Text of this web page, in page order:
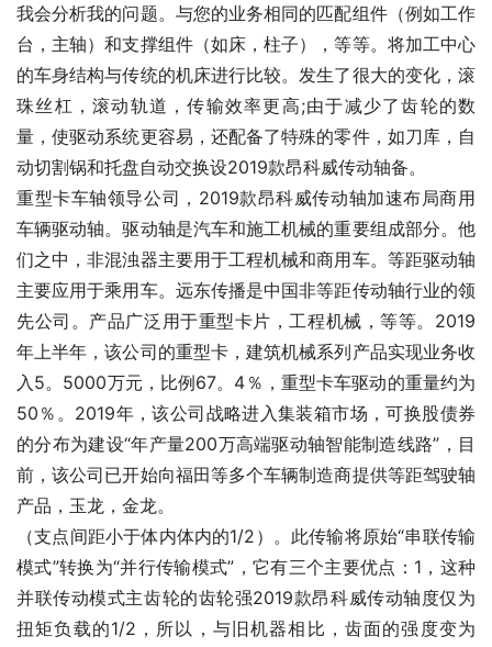
我会分析我的问题。与您的业务相同的匹配组件（例如工作
台，主轴）和支撑组件（如床，柱子），等等。将加工中心
的车身结构与传统的机床进行比较。发生了很大的变化，滚
珠丝杠，滚动轨道，传输效率更高;由于减少了齿轮的数
量，使驱动系统更容易，还配备了特殊的零件，如刀库，自
动切割锅和托盘自动交换设2019款昂科威传动轴备。
重型卡车轴领导公司，2019款昂科威传动轴加速布局商用
车辆驱动轴。驱动轴是汽车和施工机械的重要组成部分。他
们之中，非混浊器主要用于工程机械和商用车。等距驱动轴
主要应用于乘用车。远东传播是中国非等距传动轴行业的领
先公司。产品广泛用于重型卡片，工程机械，等等。2019
年上半年，该公司的重型卡，建筑机械系列产品实现业务收
入5。5000万元，比例67。4％，重型卡车驱动的重量约为
50％。2019年，该公司战略进入集装箱市场，可换股债券
的分布为建设“年产量200万高端驱动轴智能制造线路”，目
前，该公司已开始向福田等多个车辆制造商提供等距驾驶轴
产品，玉龙，金龙。
（支点间距小于体内体内的1/2）。此传输将原始“串联传输
模式”转换为“并行传输模式”，它有三个主要优点：1，这种
并联传动模式主齿轮的齿轮强2019款昂科威传动轴度仅为
扭矩负载的1/2，所以，与旧机器相比，齿面的强度变为